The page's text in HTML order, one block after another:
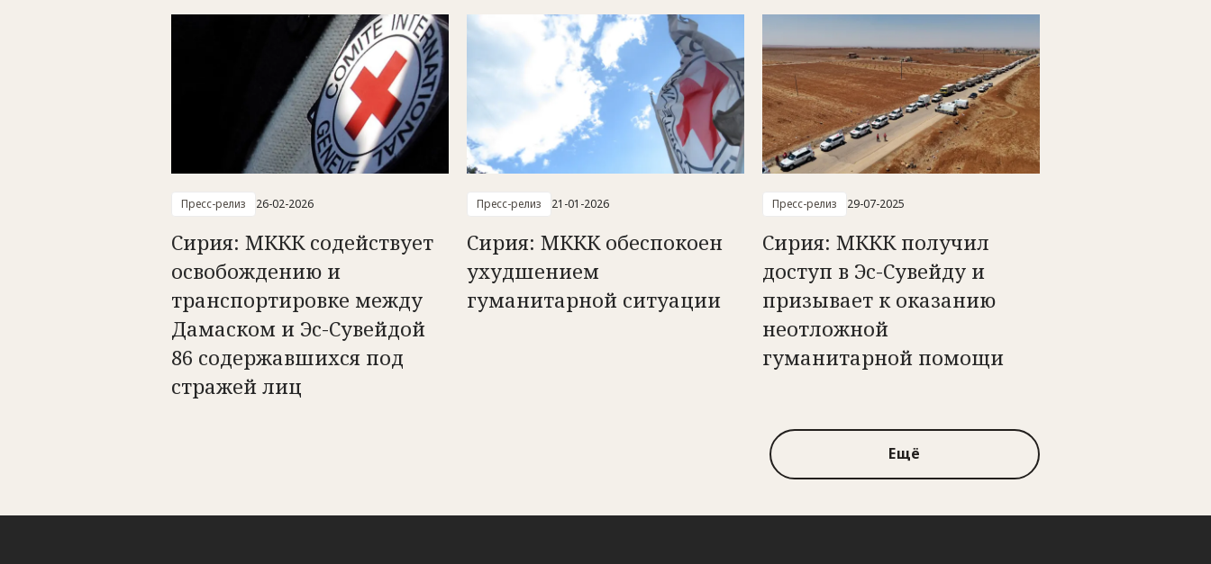
Пресс-релиз 26-02-2026
Сирия: МККК содействует
освобождению и
транспортировке между
Дамаском и Эс-Сувейдой
86 содержавшихся под
стражей лиц
Пресс-релиз 21-01-2026
Сирия: МККК обеспокоен
ухудшением
гуманитарной ситуации
Пресс-релиз 29-07-2025
Сирия: МККК получил
доступ в Эс-Сувейду и
призывает к оказанию
неотложной
гуманитарной помощи
Ещё